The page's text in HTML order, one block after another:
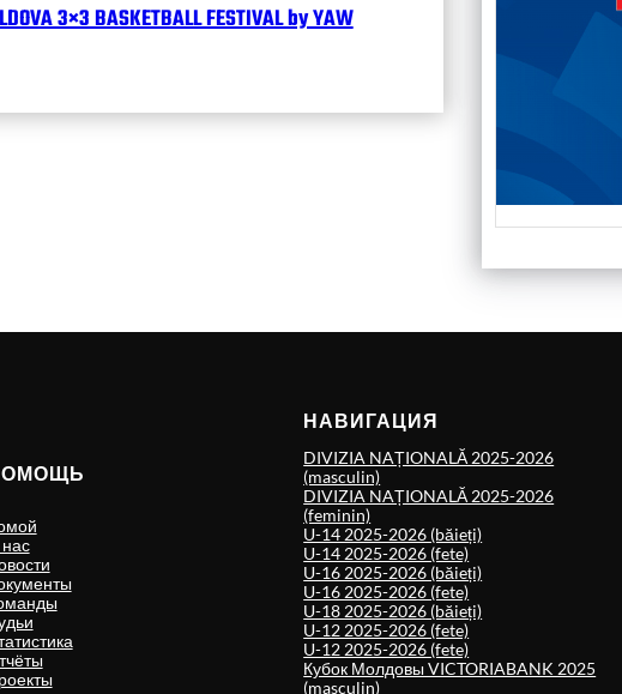
3×3 BASKETBALL FESTIVAL by YAW
НАВИГАЦИЯ
DIVIZIA NAȚIONALĂ 2025-2026
(masculin)
DIVIZIA NAȚIONALĂ 2025-2026
(feminin)
U-14 2025-2026 (băieți)
U-14 2025-2026 (fete)
U-16 2025-2026 (băieți)
U-16 2025-2026 (fete)
U-18 2025-2026 (băieți)
U-12 2025-2026 (fete)
U-12 2025-2026 (fete)
Кубок Молдовы VICTORIABANK 2025
(masculin)